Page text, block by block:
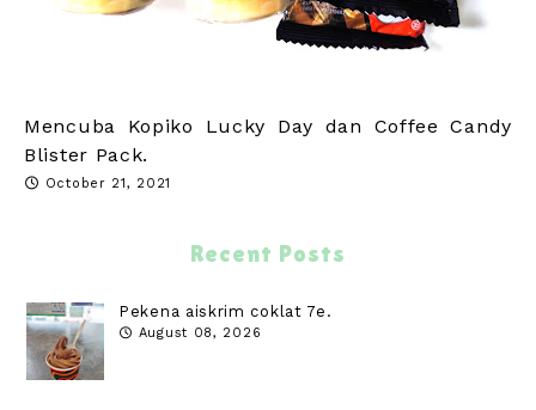
Mencuba Kopiko Lucky Day dan Coffee Candy
Blister Pack.
October 21, 2021
Recent Posts
Pekena aiskrim coklat 7e.
August 08, 2026